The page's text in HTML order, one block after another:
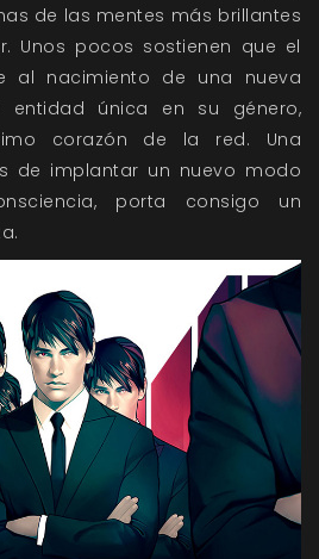
de las mentes más brillantes
Unos pocos sostienen que el
al nacimiento de una nueva
única en su género,
corazón de la red. Una
de implantar un nuevo modo
porta consigo un